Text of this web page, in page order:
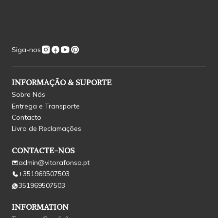
Siga-nos
INFORMAÇÃO & SUPORTE
Sobre Nós
Entrega e Transporte
Contacto
Livro de Reclamações
CONTACTE-NOS
admin@vitorafonso.pt
+351969507503
351969507503
INFORMATION